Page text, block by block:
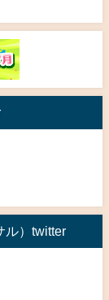
ル）twitter